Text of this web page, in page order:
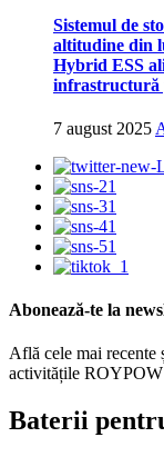
Sistemul de
altitudine din
Hybrid ESS
infrastructură
7 august 2025
Abonează-te la
Află cele mai recente
activitățile ROYPOW
Baterii